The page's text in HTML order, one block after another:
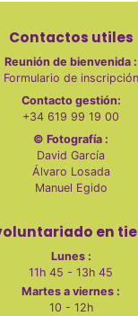
Contactos utiles
Reunión de bienvenida :
Formulario de inscripción
Contacto gestión:
+34 619 99 19 00
© Fotografía :
David García
Álvaro Losada
Manuel Egido
en
Lunes :
11h 45 - 13h 45
Martes a viernes :
10 - 12h